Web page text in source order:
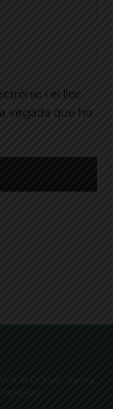
i el lloc
vegada que ho
el Putxet, Sarrià,
Tibidabo